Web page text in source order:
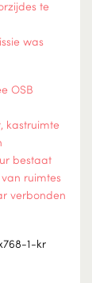
te
was
OSB
kastruimte
bestaat
ruimtes
verbonden